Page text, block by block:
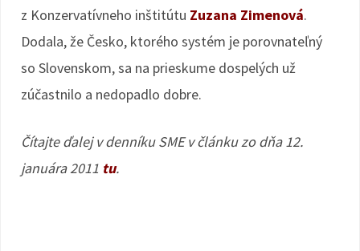
z Konzervatívneho inštitútu Zuzana Zimenová.
Dodala, že Česko, ktorého systém je porovnateľný
so Slovenskom, sa na prieskume dospelých už
zúčastnilo a nedopadlo dobre.
Čítajte ďalej v denníku SME v článku zo dňa 12.
januára 2011 tu.